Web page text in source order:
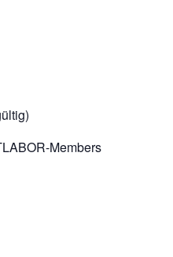
Members